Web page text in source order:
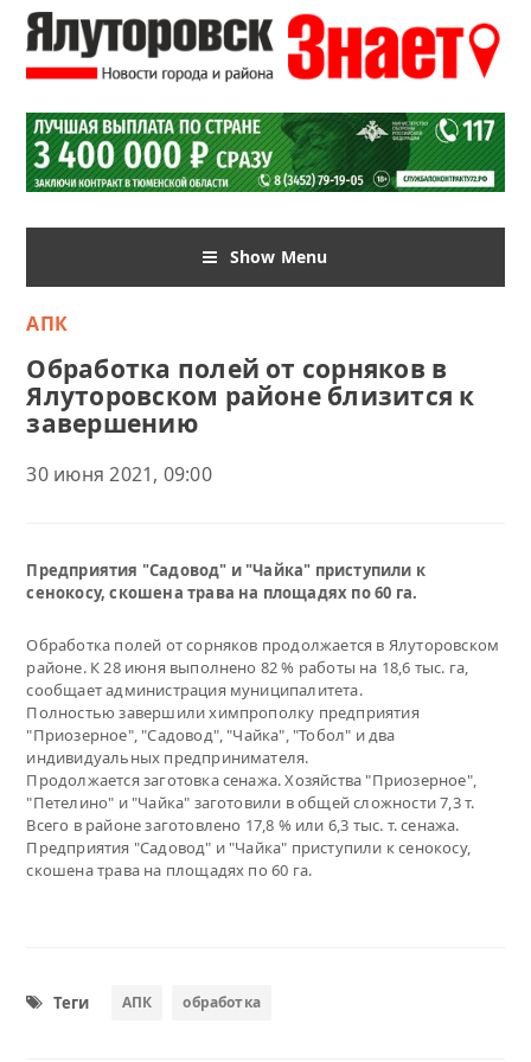
Show Menu
АПК
Обработка полей от сорняков в
Ялуторовском районе близится к
завершению
30 июня 2021, 09:00
Предприятия "Садовод" и "Чайка" приступили к
сенокосу, скошена трава на площадях по 60 га.
Обработка полей от сорняков продолжается в Ялуторовском
районе. К 28 июня выполнено 82 % работы на 18,6 тыс. га,
сообщает администрация муниципалитета.
Полностью завершили химпрополку предприятия
"Приозерное", "Садовод", "Чайка", "Тобол" и два
индивидуальных предпринимателя.
Продолжается заготовка сенажа. Хозяйства "Приозерное",
"Петелино" и "Чайка" заготовили в общей сложности 7,3 т.
Всего в районе заготовлено 17,8 % или 6,3 тыс. т. сенажа.
Предприятия "Садовод" и "Чайка" приступили к сенокосу,
скошена трава на площадях по 60 га.
Теги АПК обработка